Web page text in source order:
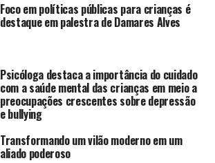
Foco em políticas públicas para crianças é
destaque em palestra de Damares Alves
Psicóloga destaca a importância do cuidado
com a saúde mental das crianças em meio a
preocupações crescentes sobre depressão
e bullying
Transformando um vilão moderno em um
aliado poderoso